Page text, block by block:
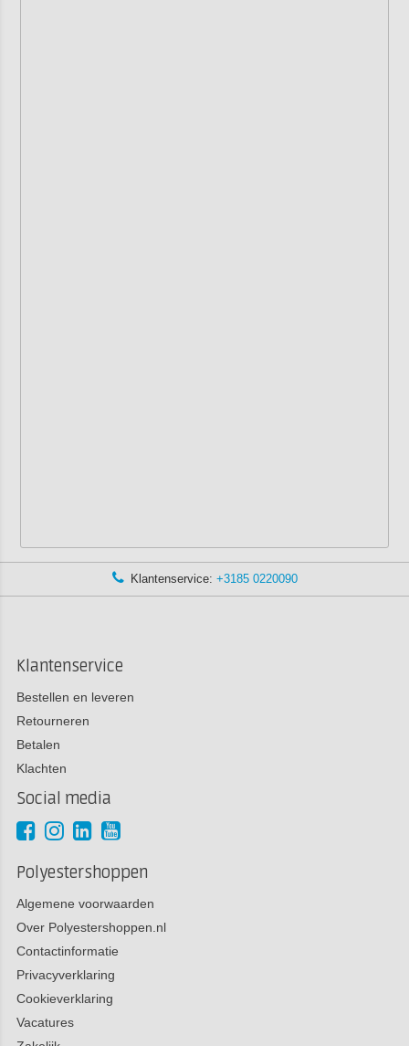
Klantenservice: +3185 0220090
Klantenservice
Bestellen en leveren
Retourneren
Betalen
Klachten
Social media
Polyestershoppen
Algemene voorwaarden
Over Polyestershoppen.nl
Contactinformatie
Privacyverklaring
Cookieverklaring
Vacatures